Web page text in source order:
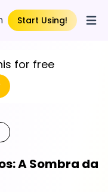
Start Using!
for free
A Sombra da